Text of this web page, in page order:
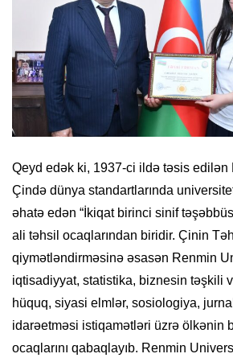
Qeyd edək ki, 1937-ci ildə təsis edilən
Çində dünya standartlarında
əhatə edən “İkiqat birinci sinif
ali təhsil ocaqlarından biridir. Çinin
qiymətləndirməsinə əsasən Renmin
iqtisadiyyat, statistika, biznesin təşkili
hüquq, siyasi elmlər, sosiologiya,
idarəetməsi istiqamətləri üzrə ölkənin
ocaqlarını qabaqlayıb. Renmin